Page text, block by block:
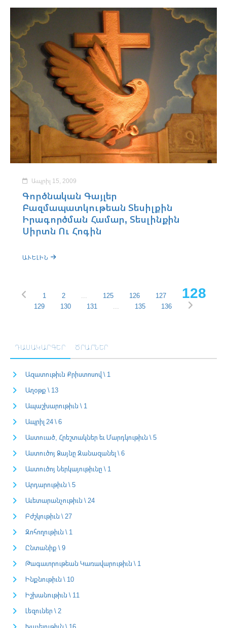
Ապրիլ 15, 2009
Գործնական Գայլեր
Բազմապատկութեան Տեսիլքին
Իրագործման Համար, Տեսլինքին
Սիրտն Ու Հոգին
ԱՒԵԼԻՆ
1 2 ... 125 126 127 128
129 130 131 ... 135 136
ԴԱՍԱԿԱՐԳԵՐ ԾՐԱՐՆԵՐ
Ազատութիւն Քրիստոսով \ 1
Աղօթք \ 13
Ապաշխարութիւն \ 1
Ապրիլ 24 \ 6
Աստուած, Հրեշտակներ եւ Մարդկութիւն \ 5
Աստուծոյ Ձայնը Զանազանել \ 6
Աստուծոյ Ներկայութիւնը \ 1
Արդարութիւն \ 5
Աւետարանչութիւն \ 24
Բժշկութիւն \ 27
Զոհողութիւն \ 1
Ընտանիք \ 9
Թագաւորութեան Կառավարութիւն \ 1
Ինքնութիւն \ 10
Իշխանութիւն \ 11
Լեզուներ \ 2